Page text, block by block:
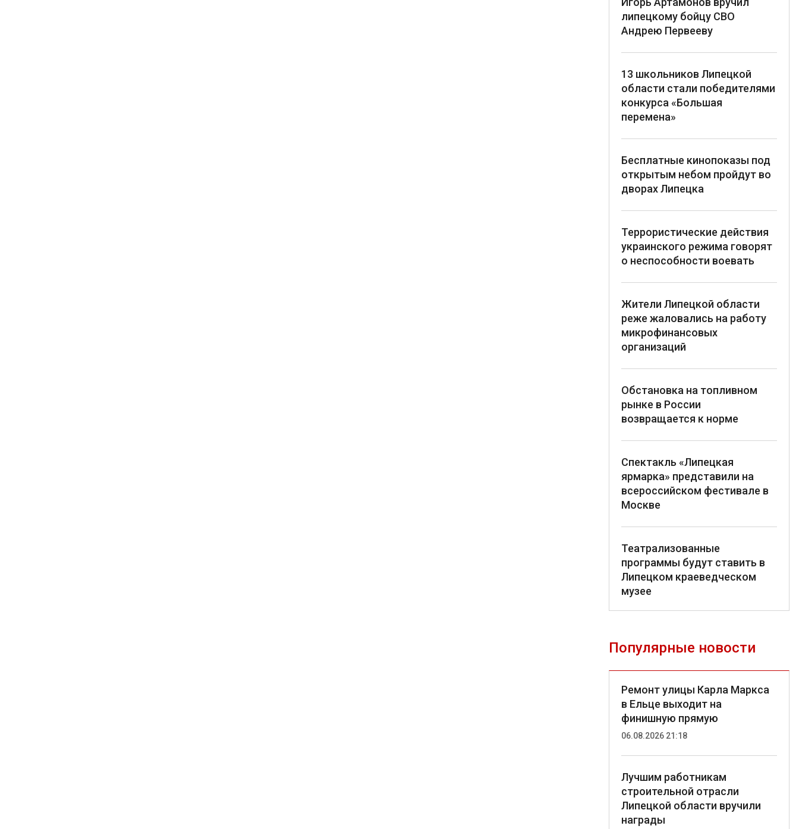
липецкому бойцу СВО
Андрею Первееву
13 школьников Липецкой
области стали победителями
конкурса «Большая
перемена»
Бесплатные кинопоказы под
открытым небом пройдут во
дворах Липецка
Террористические действия
украинского режима говорят
о неспособности воевать
Жители Липецкой области
реже жаловались на работу
микрофинансовых
организаций
Обстановка на топливном
рынке в России
возвращается к норме
Спектакль «Липецкая
ярмарка» представили на
всероссийском фестивале в
Москве
Театрализованные
программы будут ставить в
Липецком краеведческом
музее
Популярные новости
Ремонт улицы Карла Маркса
в Ельце выходит на
финишную прямую
06.08.2026 21:18
Лучшим работникам
строительной отрасли
Липецкой области вручили
награды